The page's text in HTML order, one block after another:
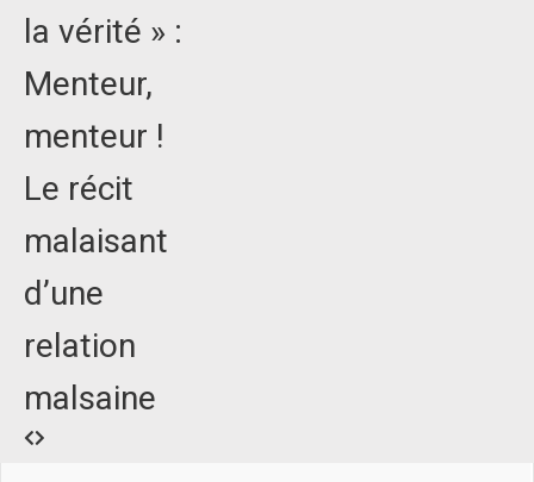
la vérité » :
Menteur,
menteur !
Le récit
malaisant
d’une
relation
malsaine